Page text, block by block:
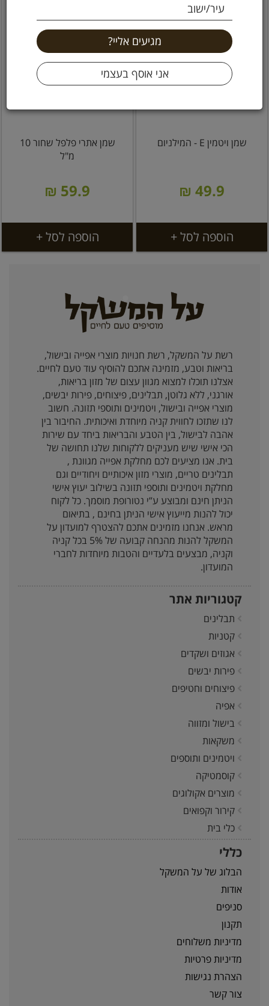
עיר/ישוב
שמן ויטמין E - המילניום
49.9 ₪
הוספה לסל +
שמן אתרי פלפל שחור 10
מ"ל
59.9 ₪
הוספה לסל +
רשת על המשקל, רשת חנויות מוצרי אפייה ובישול,
בריאות וטבע, מזמינה אתכם להוסיף עוד טעם לחיים.
אצלנו תוכלו למצוא מגוון עצום של מזון בריאות,
אורגני, ללא גלוטן, תבלינים, פיצוחים, פירות יבשים,
מוצרי אפייה ובישול, ויטמינים ותוספי תזונה. חשוב
לנו שתזכו לחווית קניה מיוחדת ואיכותית. החיבור בין
אהבה לבישול, בין הטבע והבריאות ביחד עם שירות
הכי אישי שיש מעניקים ללקוחות שלנו תחושה של
בית. אנו מציעים לכם מחלקת אפייה מגוונת ,
תבלינים טריים, מוצרי מזון איכותיים ויחודיים וגם
מחלקת ויטמינים ותוספי תזונה בשילוב יעוץ אישי
הניתן חינם ומבוצע ע”י נטורופת מוסמך. כל לקוח
יכול להנות מייעוץ אישי הניתן בחינם , בתיאום
מראש. אנחנו מזמינים אתכם להצטרף למועדון על
המשקל להנות מהנחה קבועה של 5% בכל קניה
וקניה, מבצעים בלעדיים והטבות מיוחדות לחברי
המועדון.
קטגוריות אתר
תבלינים
קטניות
אגוזים ושקדים
פירות יבשים
פיצוחים וחטיפים
אפיה
בישול ומזווה
משקאות
ויטמינים ותוספים
קוסמטיקה
מוצרים אקולוגים
קירור וקפואים
כלי בית
כללי
הבלוג של על המשקל
אודות
סניפים
תקנון
מדיניות משלוחים
מדיניות פרטיות
הצהרת נגישות
צור קשר